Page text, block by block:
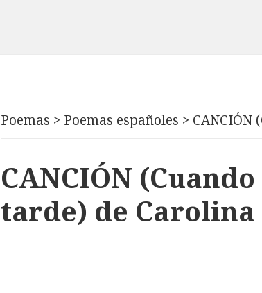
Poemas > Poemas españoles > CANCIÓN
CANCIÓN
tarde) de Carolina